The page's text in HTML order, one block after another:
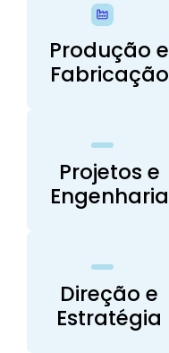
Produção e
Fabricação
Projetos e
Engenharia
Direção e
Estratégia